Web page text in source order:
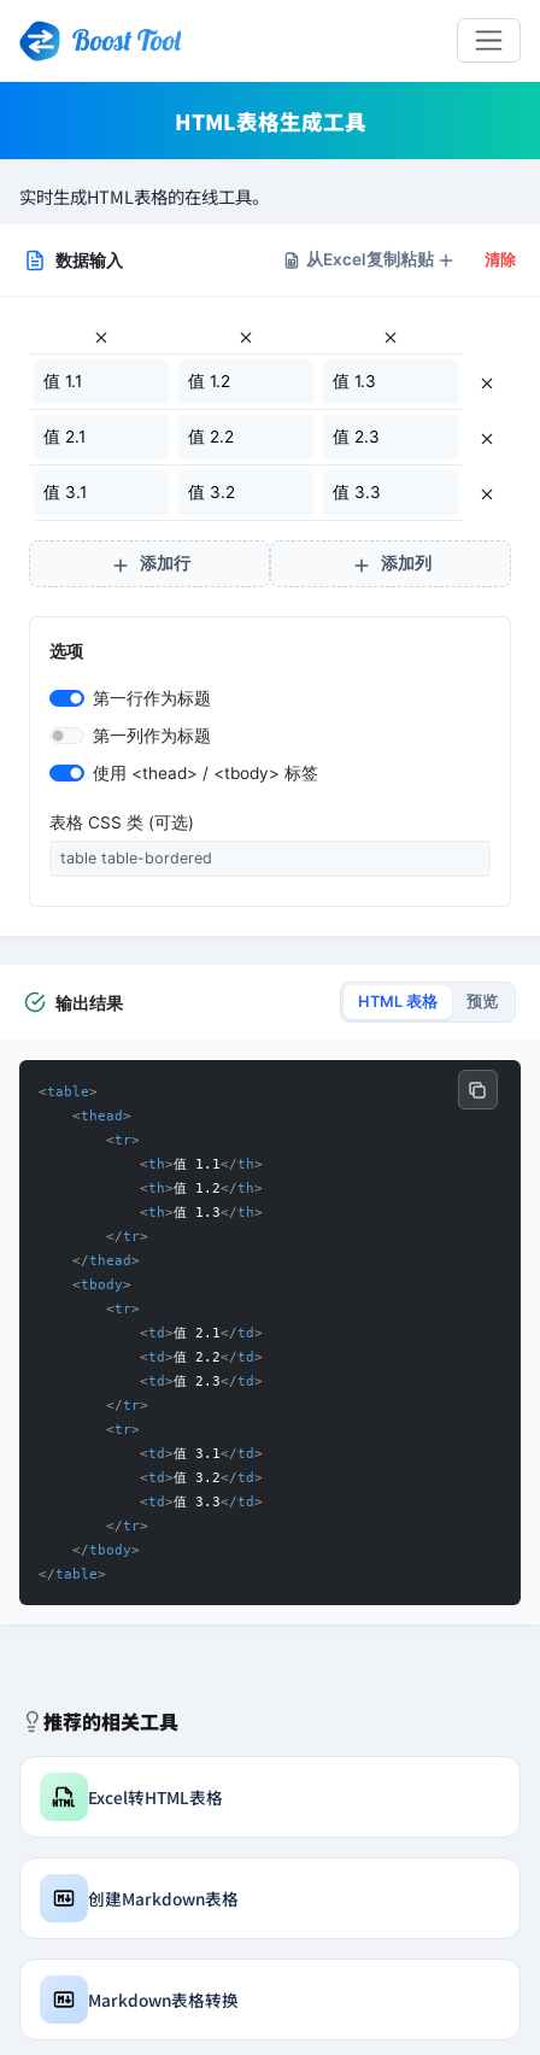
Boost Tool
HTML表格生成工具
实时生成HTML表格的在线工具。
数据输入 从Excel复制粘贴 清除
添加行 添加列
选项
第一行作为标题
第一列作为标题
使用 <thead> / <tbody> 标签
表格 CSS 类 (可选)
输出结果 HTML 表格 预览
<table>
<thead>
<tr>
<th>值 1.1</th>
<th>值 1.2</th>
<th>值 1.3</th>
</tr>
</thead>
<tbody>
<tr>
<td>值 2.1</td>
<td>值 2.2</td>
<td>值 2.3</td>
</tr>
<tr>
<td>值 3.1</td>
<td>值 3.2</td>
<td>值 3.3</td>
</tr>
</tbody>
</table>
推荐的相关工具
Excel转HTML表格
创建Markdown表格
Markdown表格转换